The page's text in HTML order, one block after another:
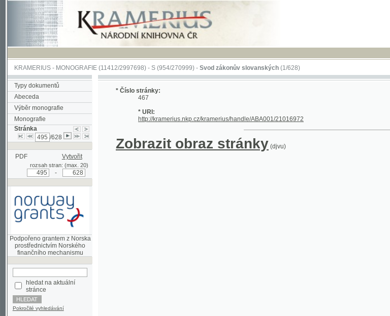
KRAMERIUS-MONOGRAFIE(11412/2997698) -S (954/270999)-Svod zákonův slovanských(1/628)
Typy dokumentů
Abeceda
Výběr monografie
Monografie
Stránka
/628
PDF Vytvořit
rozsah stran: (max. 20)
Podpořeno grantem z Norska
prostřednictvím Norského
hledat na aktuální
stránce
Pokročilé vyhledávání
* Číslo stránky:
467
* URI:
http://kramerius.nkp.cz/kramerius/handle/ABA001/21016972
Zobrazit obraz stránky